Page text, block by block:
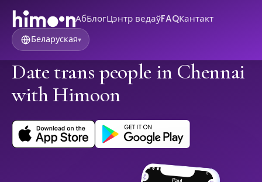
АбБлогЦэнтр ведаўFAQКантакт
Беларуская▾
Date trans people in Chennai
with Himoon